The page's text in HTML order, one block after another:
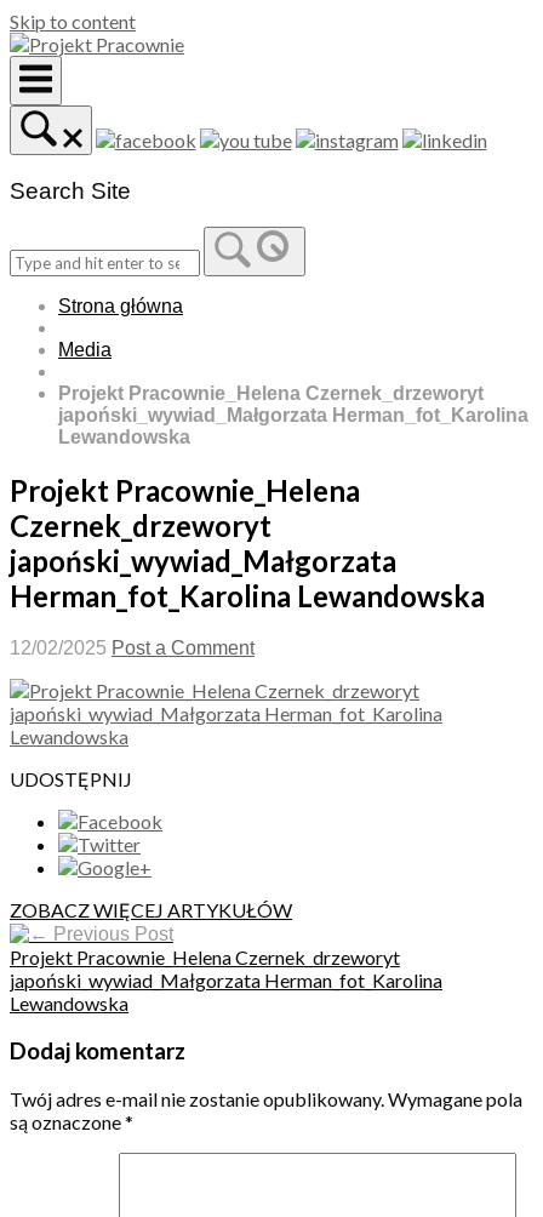
Skip to content
Search Site
Strona główna
Media
Projekt Pracownie_Helena Czernek_drzeworyt
japoński_wywiad_Małgorzata Herman_fot_Karolina
Lewandowska
Projekt Pracownie_Helena
Czernek_drzeworyt
japoński_wywiad_Małgorzata
Herman_fot_Karolina Lewandowska
12/02/2025 Post a Comment
UDOSTĘPNIJ
ZOBACZ WIĘCEJ ARTYKUŁÓW
Previous Post
Projekt Pracownie_Helena Czernek_drzeworyt
japoński_wywiad_Małgorzata Herman_fot_Karolina
Lewandowska
Dodaj komentarz
Twój adres e-mail nie zostanie opublikowany. Wymagane pola
są oznaczone*